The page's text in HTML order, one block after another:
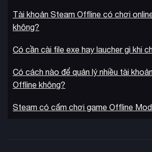
particle đẹp mắt và diễn họa chiêu thức
chạy mượt mà ở 60 FPS trên các
độc quyền mới.
Tài khoản Steam Offline có chơi
không?
Có cần cài file exe hay laucher gì khi
Có cách nào để quản lý nhiều tài
Offline không?
Steam có cấm chơi game Offline